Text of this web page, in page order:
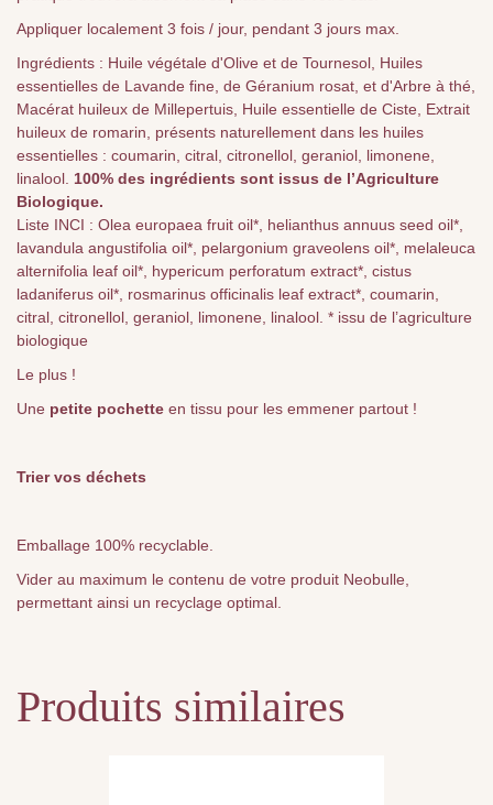
Appliquer localement 3 fois / jour, pendant 3 jours max.
Ingrédients : Huile végétale d'Olive et de Tournesol, Huiles
essentielles de Lavande fine, de Géranium rosat, et d'Arbre à thé,
Macérat huileux de Millepertuis, Huile essentielle de Ciste, Extrait
huileux de romarin, présents naturellement dans les huiles
essentielles : coumarin, citral, citronellol, geraniol, limonene,
linalool. 100% des ingrédients sont issus de l’Agriculture
Biologique.
Liste INCI : Olea europaea fruit oil*, helianthus annuus seed oil*,
lavandula angustifolia oil*, pelargonium graveolens oil*, melaleuca
alternifolia leaf oil*, hypericum perforatum extract*, cistus
ladaniferus oil*, rosmarinus officinalis leaf extract*, coumarin,
citral, citronellol, geraniol, limonene, linalool. * issu de l’agriculture
biologique
Le plus !
Une petite pochette en tissu pour les emmener partout !
Trier vos déchets
Emballage 100% recyclable.
Vider au maximum le contenu de votre produit Neobulle,
permettant ainsi un recyclage optimal.
Produits similaires